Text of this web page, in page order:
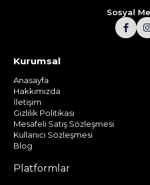
Sosyal
Kurumsal
Anasayfa
Hakkımızda
İletişim
Gizlilik Politikası
Mesafeli Satış Sözleşmesi
Kullanıcı Sözleşmesi
Blog
Platformlar